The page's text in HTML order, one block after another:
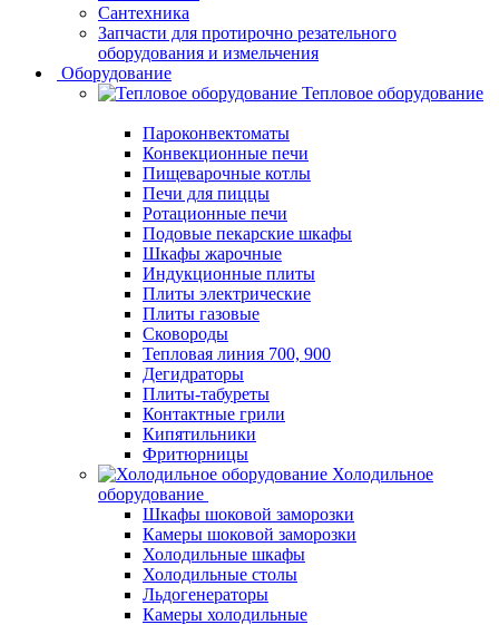
Сантехника
Запчасти для протирочно резательного
оборудования и измельчения
Оборудование
Тепловое оборудование
Пароконвектоматы
Конвекционные печи
Пищеварочные котлы
Печи для пиццы
Ротационные печи
Подовые пекарские шкафы
Шкафы жарочные
Индукционные плиты
Плиты электрические
Плиты газовые
Сковороды
Тепловая линия 700, 900
Дегидраторы
Плиты-табуреты
Контактные грили
Кипятильники
Фритюрницы
Холодильное
оборудование
Шкафы шоковой заморозки
Камеры шоковой заморозки
Холодильные шкафы
Холодильные столы
Льдогенераторы
Камеры холодильные